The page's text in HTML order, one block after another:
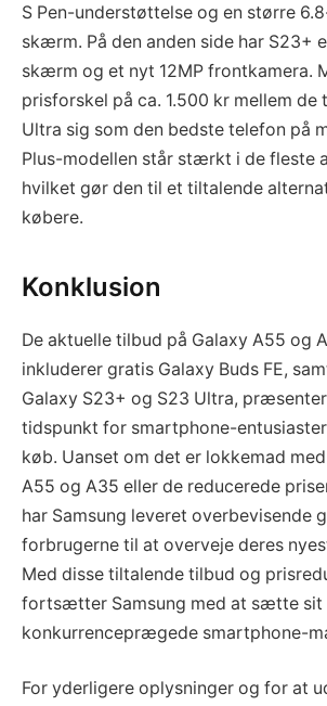
S Pen-understøttelse og en større
skærm. På den anden side har S23+
skærm og et nyt 12MP frontkamera.
prisforskel på ca. 1.500 kr mellem de
Ultra sig som den bedste telefon på
Plus-modellen står stærkt i de fleste
hvilket gør den til et tiltalende
købere.
Konklusion
De aktuelle tilbud på Galaxy A55 og
inkluderer gratis Galaxy Buds FE,
Galaxy S23+ og S23 Ultra,
tidspunkt for smartphone-
køb. Uanset om det er lokkemad
A55 og A35 eller de reducerede
har Samsung leveret overbevisende
forbrugerne til at overveje deres
Med disse tiltalende tilbud og
fortsætter Samsung med at sætte
konkurrenceprægede smartphone-
For yderligere oplysninger og for at